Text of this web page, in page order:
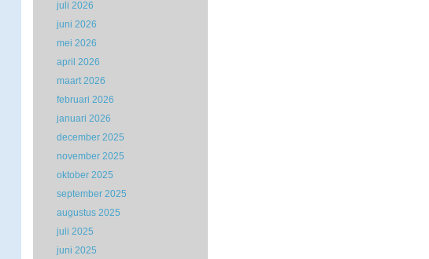
juli 2026
juni 2026
mei 2026
april 2026
maart 2026
februari 2026
januari 2026
december 2025
november 2025
oktober 2025
september 2025
augustus 2025
juli 2025
juni 2025